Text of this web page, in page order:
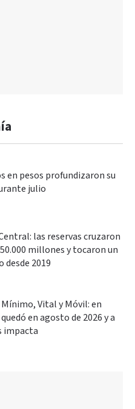
en pesos profundizaron su
julio
las reservas cruzaron
millones y tocaron un
desde 2019
Vital y Móvil: en
en agosto de 2026 y a
impacta